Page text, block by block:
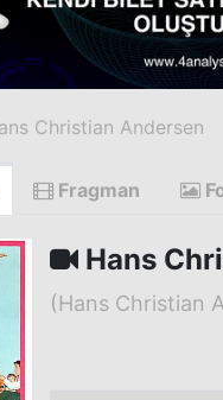
Christian Andersen
Fragman
Hans
(Hans Christian